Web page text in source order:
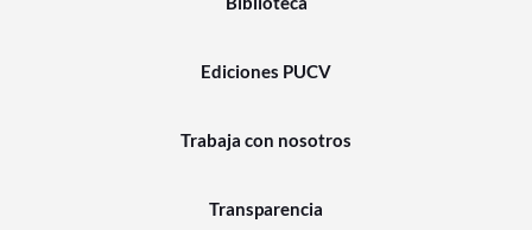
Ediciones PUCV
Trabaja con nosotros
Transparencia